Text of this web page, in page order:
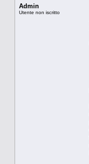
Admin
Utente non iscritto